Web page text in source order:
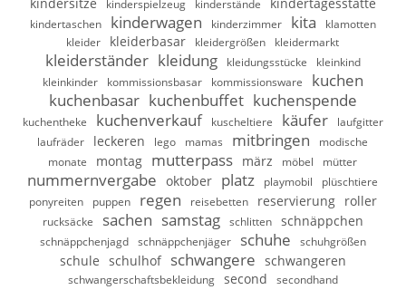
kinderspielzeug kinderstände
kindertaschen kinderwagen kinderzimmer kita
klamotten
kleider
kleiderbasar kleidergrößen kleidermarkt
kleiderständer kleidung kleidungsstücke
kleinkind
kleinkinder
kommissionsbasar kommissionsware
kuchen
kuchenbasar kuchenbuffet kuchenspende
kuchentheke kuchenverkauf kuscheltiere käufer
laufgitter
laufräder
leckeren lego mamas mitbringen
modische
monate
montag mutterpass märz möbel mütter
nummernvergabe oktober platz playmobil
plüschtiere
ponyreiten
puppen regen reisebetten reservierung roller
rucksäcke sachen samstag schlitten schnäppchen
schnäppchenjagd schnäppchenjäger schuhe schuhgrößen
schule schulhof schwangere schwangeren
schwangerschaftsbekleidung second secondhand